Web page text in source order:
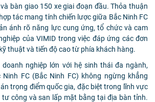
bàn giao 150 xe giai đoạn đầu. Thỏa thuận
tác mang tính chiến lược giữa Bắc Ninh FC
ánh rõ năng lực cung ứng, tổ chức và cam
của VIMID trong việc đáp ứng các đơn
thuật và tiến độ cao từ phía khách hàng.
nghiệp lớn với hệ sinh thái đa ngành,
FC (Bắc Ninh FC) không ngừng khẳng
trọng điểm quốc gia, đặc biệt trong lĩnh vực
công và san lấp mặt bằng tại địa bàn tỉnh.